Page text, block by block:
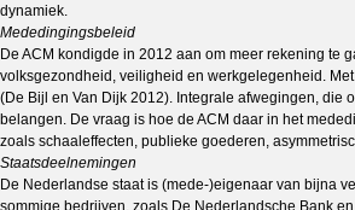
dynamiek.
Mededingingsbeleid
De ACM kondigde in 2012 aan om meer rekening
volksgezondheid, veiligheid en werkgelegenheid.
(De Bijl en Van Dijk 2012). Integrale afwegingen,
belangen. De vraag is hoe de ACM daar in het
zoals schaaleffecten, publieke goederen,
Staatsdeelnemingen
De Nederlandse staat is (mede-)eigenaar van bijna
sommige bedrijven, zoals De Nederlandsche Bank